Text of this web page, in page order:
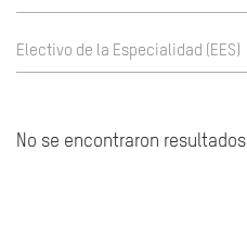
Electivo de la Especialidad (EES)
No se encontraron resultados